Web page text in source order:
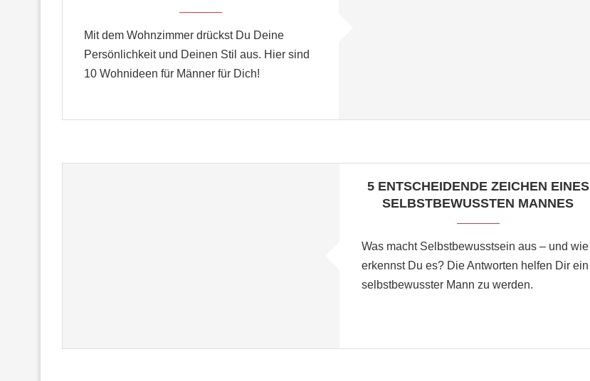
Mit dem Wohnzimmer drückst Du Deine
Persönlichkeit und Deinen Stil aus. Hier sind
10 Wohnideen für Männer für Dich!
5 ENTSCHEIDENDE ZEICHEN EINES
SELBSTBEWUSSTEN MANNES
Was macht Selbstbewusstsein aus – und wie
erkennst Du es? Die Antworten helfen Dir ein
selbstbewusster Mann zu werden.